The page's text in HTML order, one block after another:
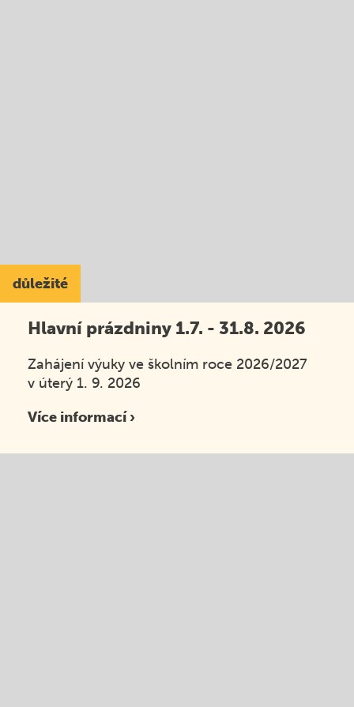
důležité
Hlavní prázdniny 1.7. - 31.8. 2026
Zahájení výuky ve školním roce 2026/2027
v úterý 1. 9. 2026
Více informací ›